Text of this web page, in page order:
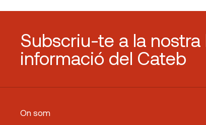
Subscriu-te a la
informació del Cateb
On som